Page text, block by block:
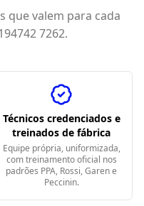
que valem para cada
7262.
Técnicos credenciados e
treinados de fábrica
Equipe própria, uniformizada,
com treinamento oficial nos
padrões PPA, Rossi, Garen e
Peccinin.